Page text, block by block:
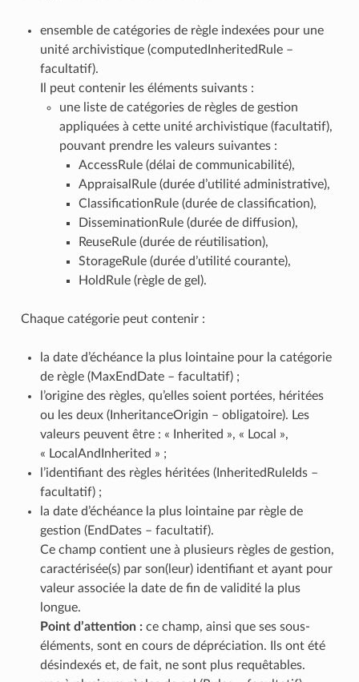
ensemble de catégories de règle indexées pour une
unité archivistique (computedInheritedRule –
facultatif).
Il peut contenir les éléments suivants :
une liste de catégories de règles de gestion
appliquées à cette unité archivistique (facultatif),
pouvant prendre les valeurs suivantes :
AccessRule (délai de communicabilité),
AppraisalRule (durée d’utilité administrative),
ClassificationRule (durée de classification),
DisseminationRule (durée de diffusion),
ReuseRule (durée de réutilisation),
StorageRule (durée d’utilité courante),
HoldRule (règle de gel).
Chaque catégorie peut contenir :
la date d’échéance la plus lointaine pour la catégorie
de règle (MaxEndDate – facultatif) ;
l’origine des règles, qu’elles soient portées, héritées
ou les deux (InheritanceOrigin – obligatoire). Les
valeurs peuvent être : « Inherited », « Local »,
« LocalAndInherited » ;
l’identifiant des règles héritées (InheritedRuleIds –
facultatif) ;
la date d’échéance la plus lointaine par règle de
gestion (EndDates – facultatif).
Ce champ contient une à plusieurs règles de gestion,
caractérisée(s) par son(leur) identifiant et ayant pour
valeur associée la date de fin de validité la plus
longue.
Point d’attention :ce champ, ainsi que ses sous-
éléments, sont en cours de dépréciation. Ils ont été
désindexés et, de fait, ne sont plus requêtables.